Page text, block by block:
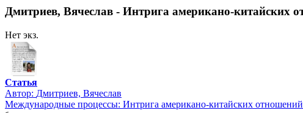
Дмитриев, Вячеслав - Интрига американо-китайских
Нет экз.
Статья
Автор: Дмитриев, Вячеслав
Международные процессы: Интрига американо-китайских отношений: